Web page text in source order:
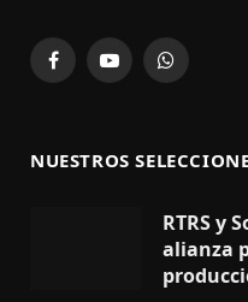
FacebookYouTubeWhatsApp
NUESTROS
RTRS y
alianza